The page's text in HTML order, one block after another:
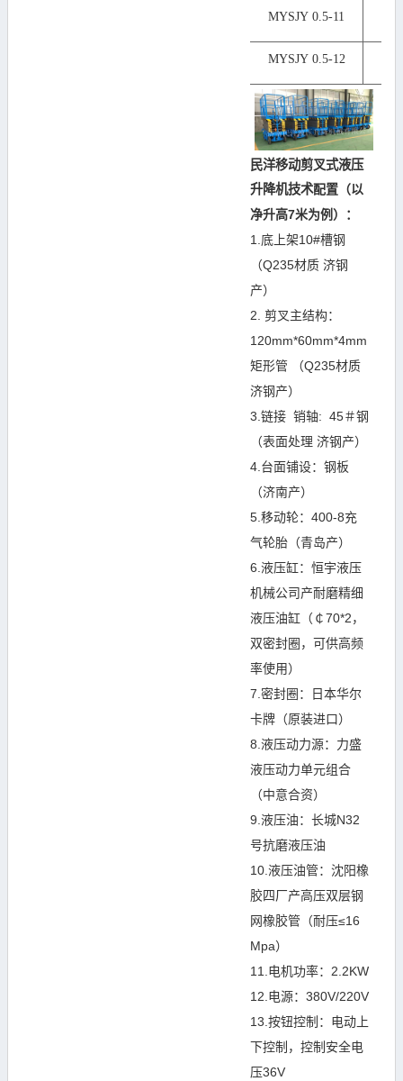
MYSJY 0.5-11
MYSJY 0.5-12
民洋移动剪叉式液压
升降机技术配置（以
净升高7米为例）：
1.底上架10#槽钢
（Q235材质 济钢
产）
2. 剪叉主结构：
120mm*60mm*4mm
矩形管 （Q235材质
济钢产）
3.链接 销轴: 45＃钢
（表面处理 济钢产）
4.台面铺设：钢板
（济南产）
5.移动轮：400-8充
气轮胎（青岛产）
6.液压缸：恒宇液压
机械公司产耐磨精细
液压油缸（￠70*2，
双密封圈，可供高频
率使用）
7.密封圈：日本华尔
卡牌（原装进口）
8.液压动力源：力盛
液压动力单元组合
（中意合资）
9.液压油：长城N32
号抗磨液压油
10.液压油管：沈阳橡
胶四厂产高压双层钢
网橡胶管（耐压≤16
Mpa）
11.电机功率：2.2KW
12.电源：380V/220V
13.按钮控制：电动上
下控制，控制安全电
压36V